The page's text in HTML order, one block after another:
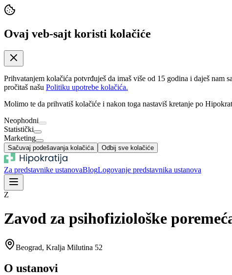
Ovaj veb-sajt koristi kolačiće
Prihvatanjem kolačića potvrđuješ da imaš više od 15 godina i daješ
pročitaš našu Politiku upotrebe kolačića.
Molimo te da prihvatiš kolačiće i nakon toga nastaviš kretanje po
Neophodni
Statistički
Marketing
Sačuvaj podešavanja kolačića Odbij sve kolačiće
Za predstavnike ustanovaBlogLogovanje predstavnika ustanova
Z
Zavod za psihofiziološke
Beograd, Kralja Milutina 52
O ustanovi